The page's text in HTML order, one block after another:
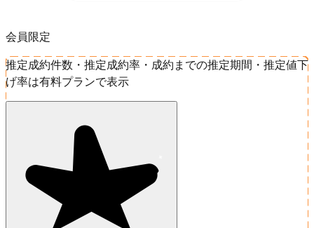
会員限定
推定成約件数・推定成約率・成約までの推定期間・推定値下
げ率は有料プランで表示